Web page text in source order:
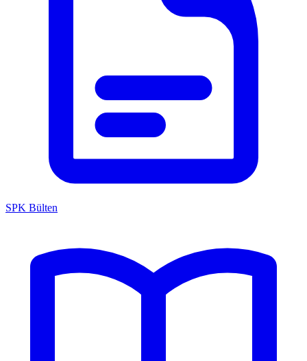
SPK Bülten